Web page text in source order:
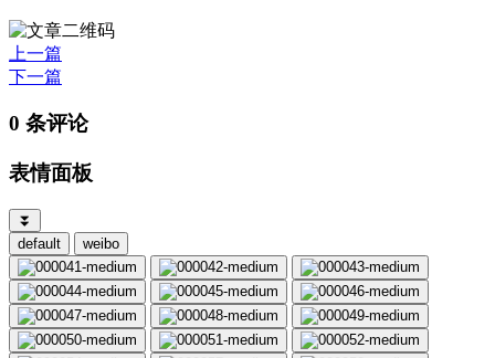
上一篇
下一篇
0 条评论
表情面板
⏬
default
weibo